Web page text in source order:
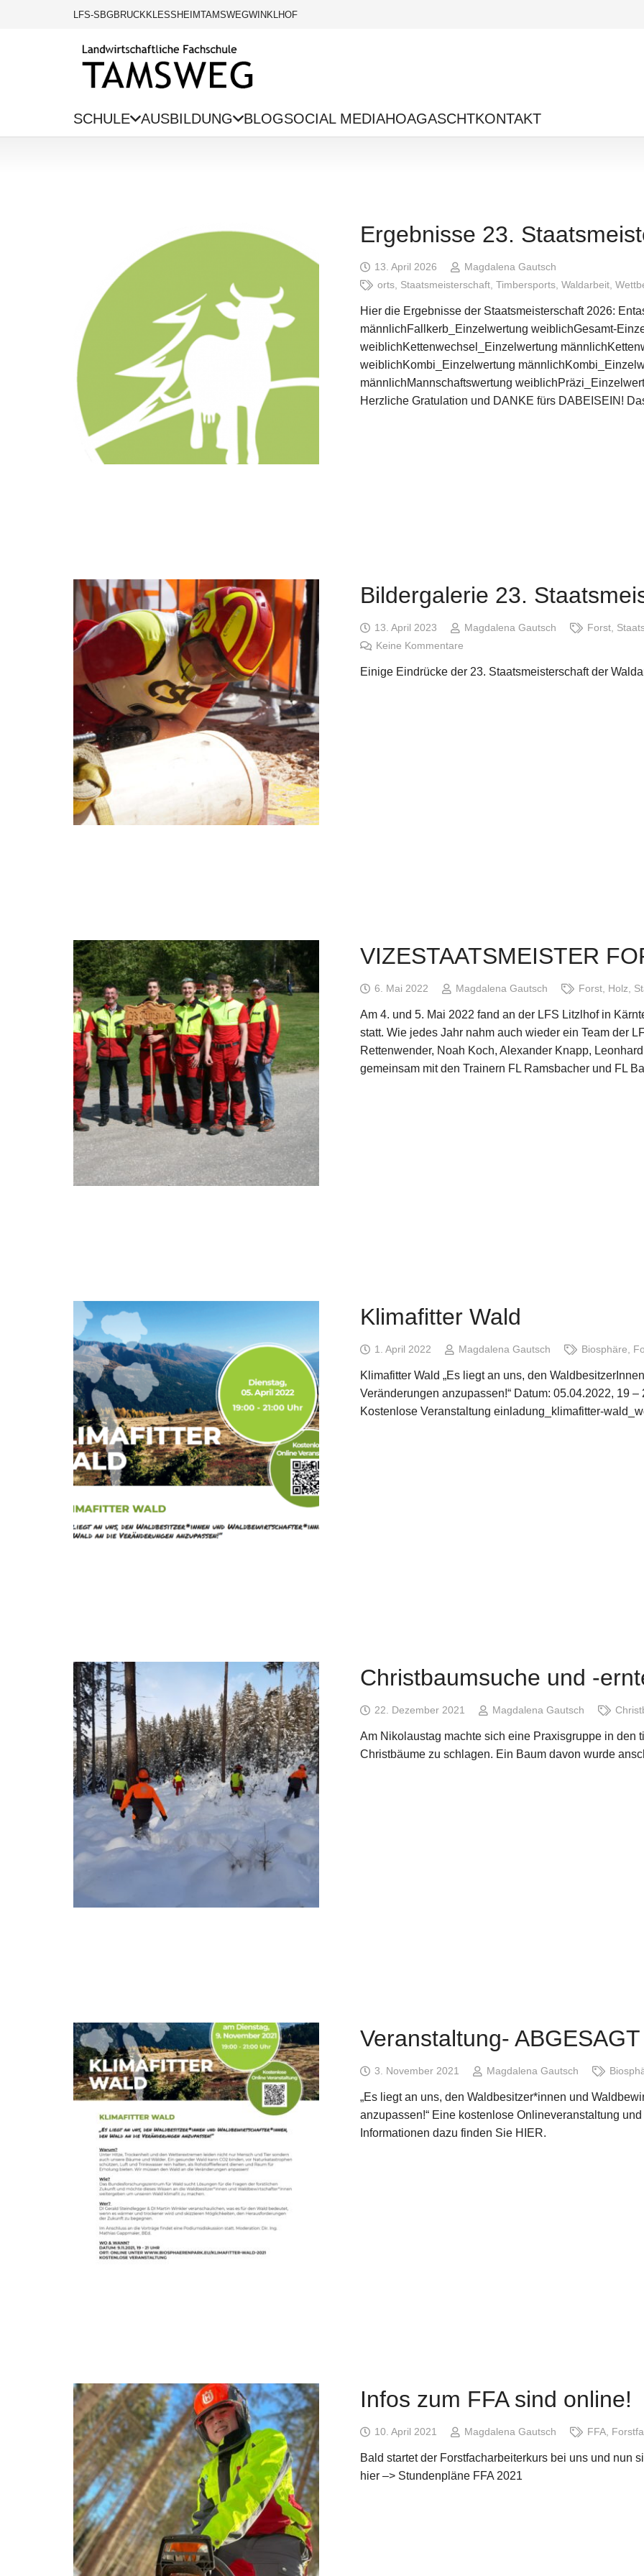
LFS-SBGBRUCKKLESSHEIMTAMSWEGWINKLHOF
SCHULE AUSBILDUNG BLOGSOCIAL MEDIAHOAGASCHTKONTAKT
Ergebnisse 23.
13. April 2026
Magdalena Gautsch
orts, Staatsmeisterschaft, Timbersports, Waldarbeit,
Hier die Ergebnisse der Staatsmeisterschaft 2026:
männlichFallkerb_Einzelwertung weiblichGesamt-
weiblichKettenwechsel_Einzelwertung
weiblichKombi_Einzelwertung
männlichMannschaftswertung
Herzliche Gratulation und DANKE fürs DABEISEIN!
Bildergalerie 23.
13. April 2023 Magdalena Gautsch Forst,
Keine Kommentare
Einige Eindrücke der 23. Staatsmeisterschaft der
VIZESTAATSMEISTER
6. Mai 2022 Magdalena Gautsch Forst, Holz
Am 4. und 5. Mai 2022 fand an der LFS Litzlhof in
statt. Wie jedes Jahr nahm auch wieder ein Team der
Rettenwender, Noah Koch, Alexander Knapp,
gemeinsam mit den Trainern FL Ramsbacher und FL
Klimafitter Wald
1. April 2022 Magdalena Gautsch Biosphäre
Klimafitter Wald „Es liegt an uns, den
Veränderungen anzupassen!“ Datum: 05.04.2022, 19
Kostenlose Veranstaltung einladung_klimafitter-
Christbaumsuche und -
22. Dezember 2021 Magdalena Gautsch
Am Nikolaustag machte sich eine Praxisgruppe in den
Christbäume zu schlagen. Ein Baum davon wurde
Veranstaltung-
3. November 2021 Magdalena Gautsch
„Es liegt an uns, den Waldbesitzer*innen und
anzupassen!“ Eine kostenlose Onlineveranstaltung
Informationen dazu finden Sie HIER.
Infos zum FFA sind online!
10. April 2021 Magdalena Gautsch FFA,
Bald startet der Forstfacharbeiterkurs bei uns und nun
hier –> Stundenpläne FFA 2021